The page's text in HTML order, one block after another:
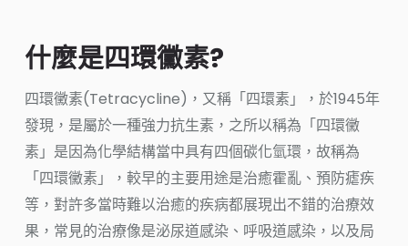
什麼是四環黴素?
四環黴素(Tetracycline)，又稱「四環素」，於1945年
發現，是屬於一種強力抗生素，之所以稱為「四環黴
素」是因為化學結構當中具有四個碳化氫環，故稱為
「四環黴素」，較早的主要用途是治癒霍亂、預防瘧疾
等，對許多當時難以治癒的疾病都展現出不錯的治療效
果，常見的治療像是泌尿道感染、呼吸道感染，以及局